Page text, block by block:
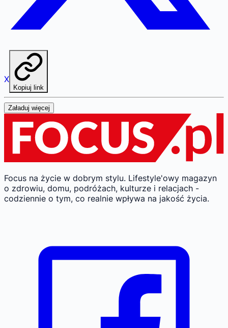
X
Kopiuj link
Załaduj więcej
Focus na życie w dobrym stylu. Lifestyle'owy magazyn
o zdrowiu, domu, podróżach, kulturze i relacjach -
codziennie o tym, co realnie wpływa na jakość życia.